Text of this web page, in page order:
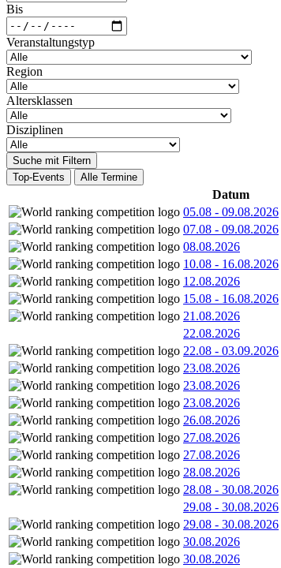
Bis
Veranstaltungstyp
Region
Altersklassen
Disziplinen
Suche mit Filtern
Top-Events
Alle Termine
Datum
05.08 - 09.08.2026
07.08 - 09.08.2026
08.08.2026
10.08 - 16.08.2026
12.08.2026
15.08 - 16.08.2026
21.08.2026
22.08.2026
22.08 - 03.09.2026
23.08.2026
23.08.2026
23.08.2026
26.08.2026
27.08.2026
27.08.2026
28.08.2026
28.08 - 30.08.2026
29.08 - 30.08.2026
29.08 - 30.08.2026
30.08.2026
30.08.2026